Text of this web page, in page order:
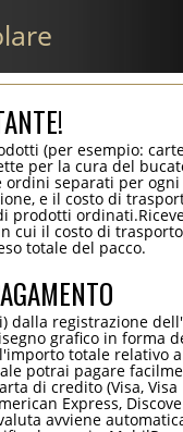
(per esempio:
per la cura del
ordini separati per
e il costo di
prodotti
cui il costo di
totale del pacco.
dalla registrazione
grafico in forma
totale relativo
potrai pagare
di credito (Visa, Visa
Express,
avviene